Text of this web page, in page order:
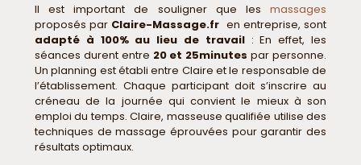
Il est important de souligner que les massages
proposés par Claire-Massage.fr en entreprise, sont
adapté à 100% au lieu de travail: En effet, les
séances durent entre 20 et 25minutes par personne.
Un planning est établi entre Claire et le responsable de
l’établissement. Chaque participant doit s’inscrire au
créneau de la journée qui convient le mieux à son
emploi du temps. Claire, masseuse qualifiée utilise des
techniques de massage éprouvées pour garantir des
résultats optimaux.